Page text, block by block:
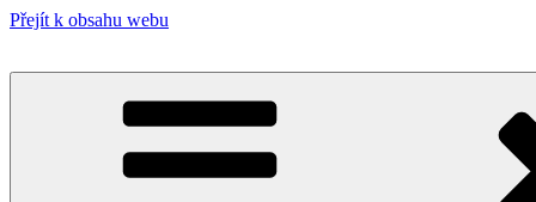
Přejít k obsahu webu